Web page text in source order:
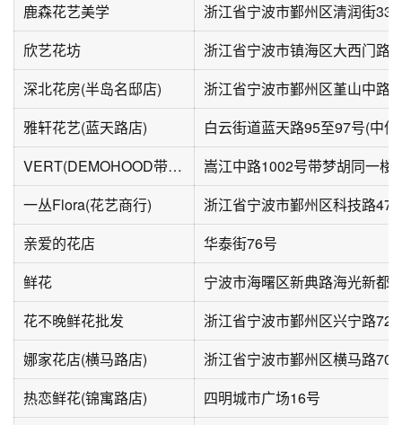
鹿森花艺美学
浙江省宁波市鄞州区清润街
欣艺花坊
浙江省宁波市镇海区大西门路
深北花房(半岛名邸店)
浙江省宁波市鄞州区堇山中路
雅轩花艺(蓝天路店)
VERT(DEMOHOOD带梦胡同青年创意社区店)
嵩江中路1002号带梦胡同一楼
一丛Flora(花艺商行)
浙江省宁波市鄞州区科技路
亲爱的花店
华泰街76号
鲜花
宁波市海曙区新典路海光新都
花不晚鲜花批发
浙江省宁波市鄞州区兴宁路72
娜家花店(横马路店)
浙江省宁波市鄞州区横马路70-
热恋鲜花(锦寓路店)
四明城市广场16号